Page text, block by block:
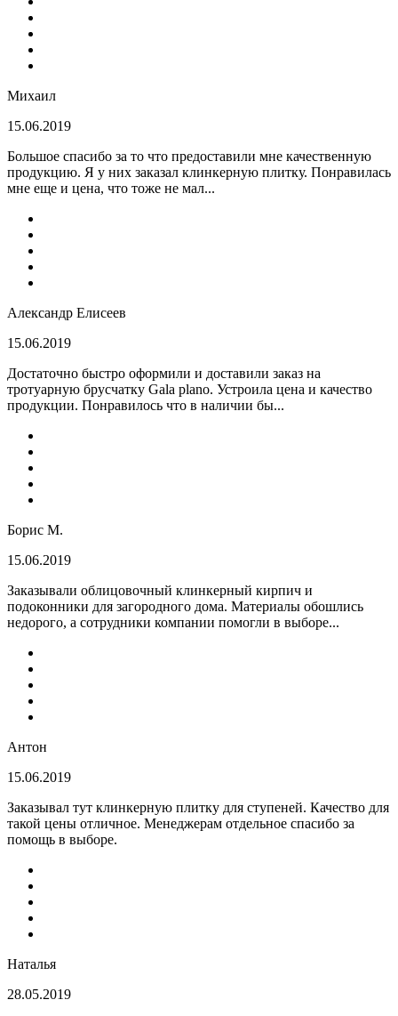
Михаил
15.06.2019
Большое спасибо за то что предоставили мне качественную
продукцию. Я у них заказал клинкерную плитку. Понравилась
мне еще и цена, что тоже не мал...
Александр Елисеев
15.06.2019
Достаточно быстро оформили и доставили заказ на
тротуарную брусчатку Gala plano. Устроила цена и качество
продукции. Понравилось что в наличии бы...
Борис М.
15.06.2019
Заказывали облицовочный клинкерный кирпич и
подоконники для загородного дома. Материалы обошлись
недорого, а сотрудники компании помогли в выборе...
Антон
15.06.2019
Заказывал тут клинкерную плитку для ступеней. Качество для
такой цены отличное. Менеджерам отдельное спасибо за
помощь в выборе.
Наталья
28.05.2019